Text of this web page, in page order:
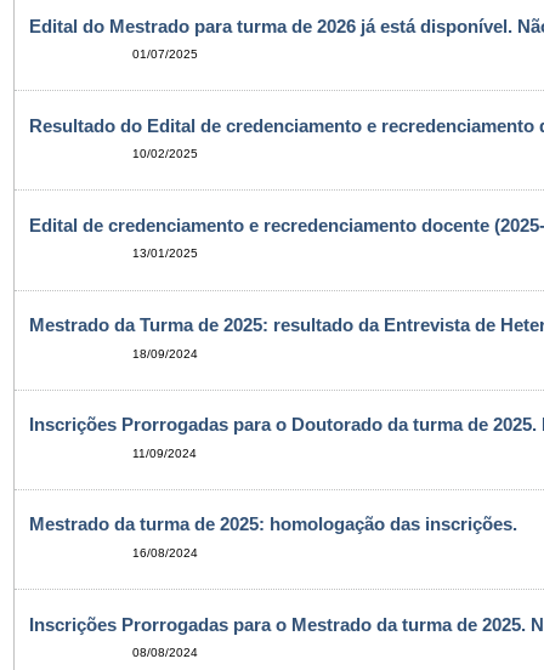
Edital do Mestrado para turma de 2026 já está disponível.
01/07/2025
Resultado do Edital de credenciamento e recredenciamento
10/02/2025
Edital de credenciamento e recredenciamento docente
13/01/2025
Mestrado da Turma de 2025: resultado da Entrevista de
18/09/2024
Inscrições Prorrogadas para o Doutorado da turma de
11/09/2024
Mestrado da turma de 2025: homologação das inscrições.
16/08/2024
Inscrições Prorrogadas para o Mestrado da turma de 2025.
08/08/2024